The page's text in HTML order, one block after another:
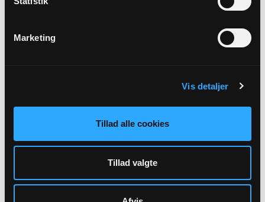
Marketing
Vis detaljer
Tillad alle cookies
Tillad valgte
Højrup kirke: Gudstjeneste v. Munch
November 2026